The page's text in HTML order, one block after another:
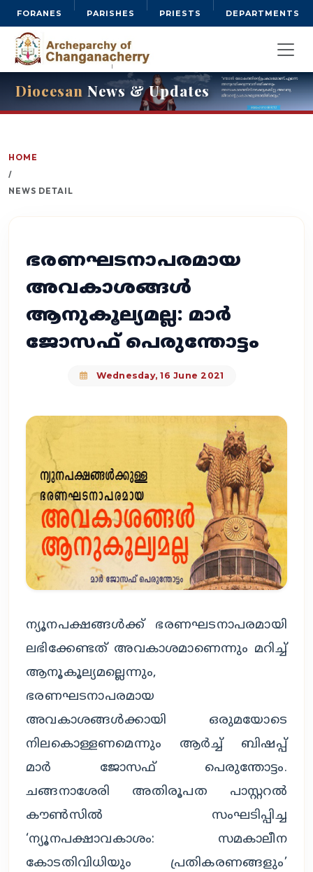
FORANES PARISHES PRIESTS DEPARTMENTS
Diocesan News & Updates
HOME
/
NEWS DETAIL
ഭരണഘടനാപരമായ
അവകാശങ്ങള്‍
ആനുകൂല്യമല്ല: മാര്‍
ജോസഫ് പെരുന്തോട്ടം
Wednesday, 16 June 2021
ന്യൂനപക്ഷങ്ങള്‍ക്ക് ഭരണഘടനാപരമായി
ലഭിക്കേണ്ടത് അവകാശമാണെന്നും മറിച്ച്
ആനൂകൂല്യമല്ലെന്നും,
ഭരണഘടനാപരമായ
അവകാശങ്ങള്‍ക്കായി ഒരുമയോടെ
നിലകൊള്ളണമെന്നും ആര്‍ച്ച് ബിഷപ്പ്
മാര്‍ ജോസഫ് പെരുന്തോട്ടം.
ചങ്ങനാശേരി അതിരൂപത പാസ്റ്ററല്‍
കൗണ്‍സില്‍ സംഘടിപ്പിച്ച
‘ന്യൂനപക്ഷാവകാശം: സമകാലീന
കോടതിവിധിയും പ്രതികരണങ്ങളും’